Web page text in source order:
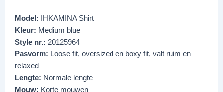
Model: IHKAMINA Shirt
Kleur: Medium blue
Style nr.: 20125964
Pasvorm: Loose fit, oversized en boxy fit, valt ruim en
relaxed
Lengte: Normale lengte
Mouw: Korte mouwen